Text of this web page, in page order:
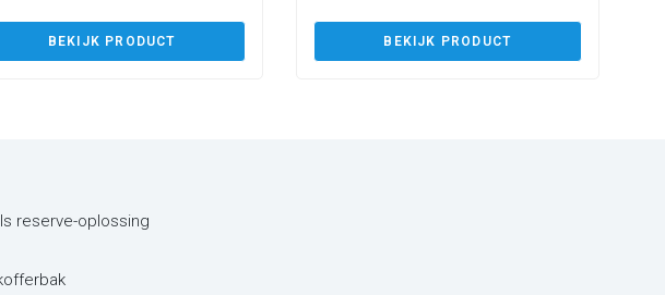
BEKIJK PRODUCT BEKIJK PRODUCT
reserve-oplossing